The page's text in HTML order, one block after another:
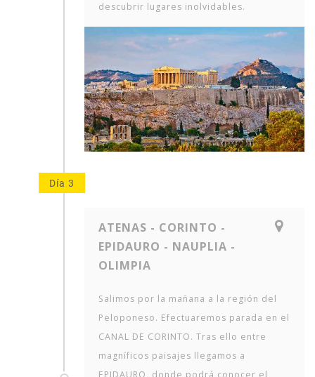
descubrir lugares inolvidables.
Día 3
ATENAS - CORINTO -
EPIDAURO - NAUPLIA -
OLIMPIA
Salimos por la mañana a la región del
Peloponeso. Efectuaremos parada en el
CANAL DE CORINTO. Tras ello entre
magníficos paisajes llegamos a
EPIDAURO, donde podrá conocer el